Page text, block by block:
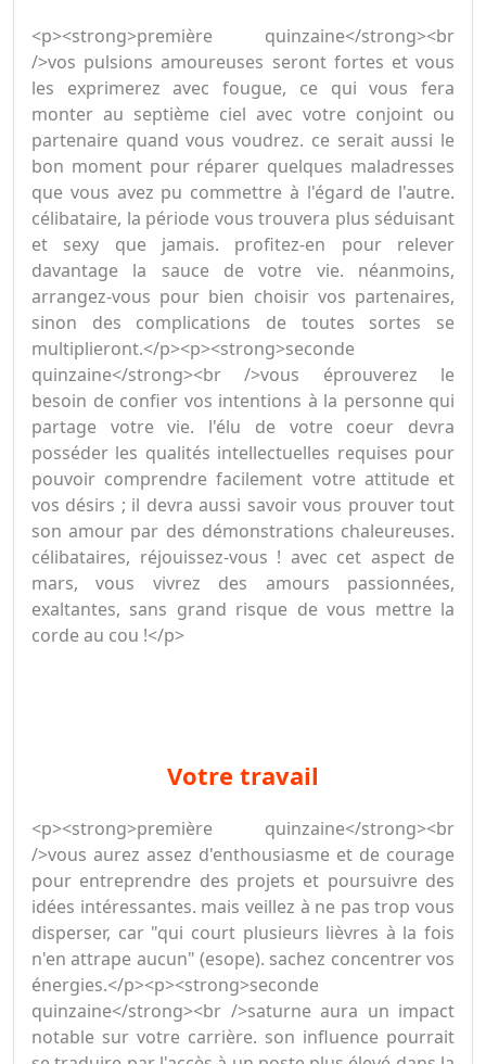
<p><strong>première quinzaine</strong><br
/>vos pulsions amoureuses seront fortes et vous
les exprimerez avec fougue, ce qui vous fera
monter au septième ciel avec votre conjoint ou
partenaire quand vous voudrez. ce serait aussi le
bon moment pour réparer quelques maladresses
que vous avez pu commettre à l'égard de l'autre.
célibataire, la période vous trouvera plus séduisant
et sexy que jamais. profitez-en pour relever
davantage la sauce de votre vie. néanmoins,
arrangez-vous pour bien choisir vos partenaires,
sinon des complications de toutes sortes se
multiplieront.</p><p><strong>seconde
quinzaine</strong><br />vous éprouverez le
besoin de confier vos intentions à la personne qui
partage votre vie. l'élu de votre coeur devra
posséder les qualités intellectuelles requises pour
pouvoir comprendre facilement votre attitude et
vos désirs ; il devra aussi savoir vous prouver tout
son amour par des démonstrations chaleureuses.
célibataires, réjouissez-vous ! avec cet aspect de
mars, vous vivrez des amours passionnées,
exaltantes, sans grand risque de vous mettre la
corde au cou !</p>
votre travail
<p><strong>première quinzaine</strong><br
/>vous aurez assez d'enthousiasme et de courage
pour entreprendre des projets et poursuivre des
idées intéressantes. mais veillez à ne pas trop vous
disperser, car "qui court plusieurs lièvres à la fois
n'en attrape aucun" (esope). sachez concentrer vos
énergies.</p><p><strong>seconde
quinzaine</strong><br />saturne aura un impact
notable sur votre carrière. son influence pourrait